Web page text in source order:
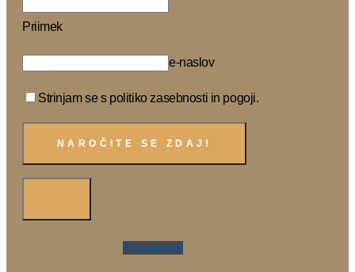
Priimek
e-naslov
Strinjam se s politiko zasebnosti in pogoji.
Facebook